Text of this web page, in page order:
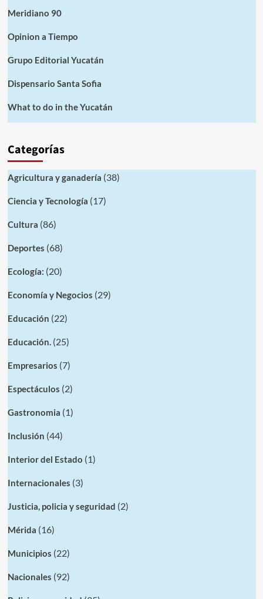
Meridiano 90
Opinion a Tiempo
Grupo Editorial Yucatán
Dispensario Santa Sofia
What to do in the Yucatán
Categorías
Agricultura y ganadería (38)
Ciencia y Tecnología (17)
Cultura (86)
Deportes (68)
Ecología: (20)
Economía y Negocios (29)
Educación (22)
Educación.(25)
Empresarios (7)
Espectáculos (2)
Gastronomia (1)
Inclusión (44)
Interior del Estado (1)
Internacionales (3)
Justicia, policia y seguridad (2)
Mérida (16)
Municipios (22)
Nacionales (92)